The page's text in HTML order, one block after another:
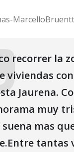
recorrer la
viviendas
Jaurena.
muy
mas
tantas